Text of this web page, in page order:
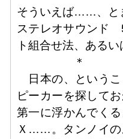
そういえば……、と
ステレオサウンド
ト組合せ法、ある
＊
日本の、というこ
ピーカーを探して
第一に浮かんでく
Ｘ……。タンノイの